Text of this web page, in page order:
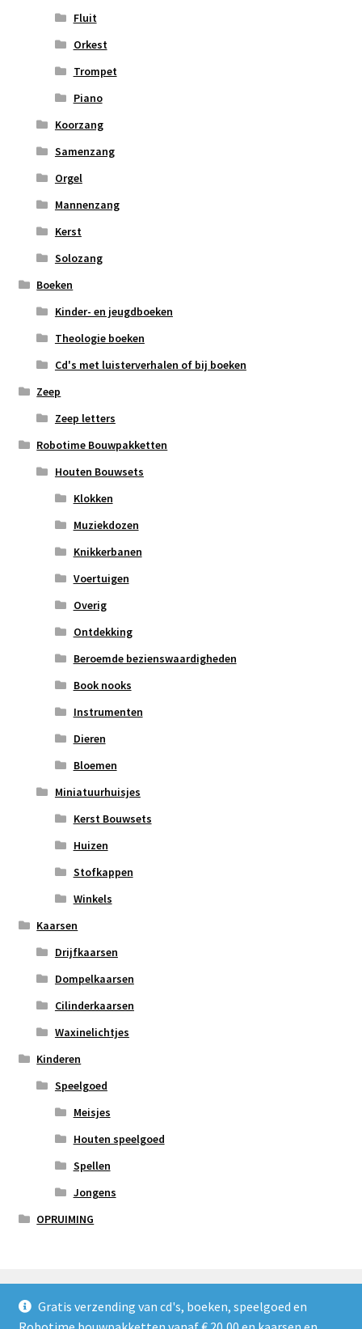
Gratis verzending van cd's, boeken, speelgoed en
Fluit
Orkest
Trompet
Piano
Koorzang
Samenzang
Orgel
Mannenzang
Kerst
Solozang
Boeken
Kinder- en jeugdboeken
Theologie boeken
Cd's met luisterverhalen of bij boeken
Zeep
Zeep letters
Robotime Bouwpakketten
Houten Bouwsets
Klokken
Muziekdozen
Knikkerbanen
Voertuigen
Overig
Ontdekking
Beroemde bezienswaardigheden
Book nooks
Instrumenten
Dieren
Bloemen
Miniatuurhuisjes
Kerst Bouwsets
Huizen
Stofkappen
Winkels
Kaarsen
Drijfkaarsen
Dompelkaarsen
Cilinderkaarsen
Waxinelichtjes
Kinderen
Speelgoed
Meisjes
Houten speelgoed
Spellen
Jongens
OPRUIMING